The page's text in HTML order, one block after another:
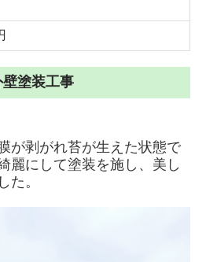
塗装工事
が剥がれ苔が生えた状態で
麗にして塗装を施し、美し
た。